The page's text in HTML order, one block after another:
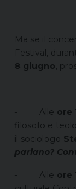
Ma se il
Festival,
8 giugno,
- Alle ore
filosofo e
il sociologo
parlano?
- Alle ore